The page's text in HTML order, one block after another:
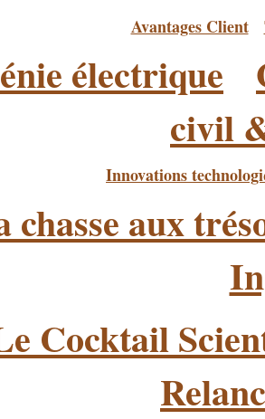
Avantages Client
électrique
civil
Innovations
chasse aux
Cocktail